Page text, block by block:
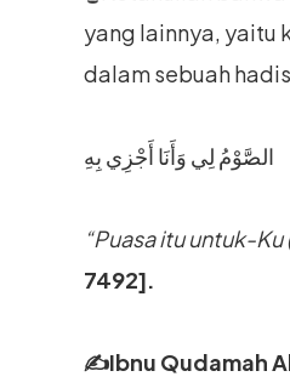
yang lainnya, yaitu
dalam sebuah
الصَّوْمُ لِي وَأَنَا أَجْزِي بِهِ
“Puasa itu untuk-
7492].
✍Ibnu Qudamah